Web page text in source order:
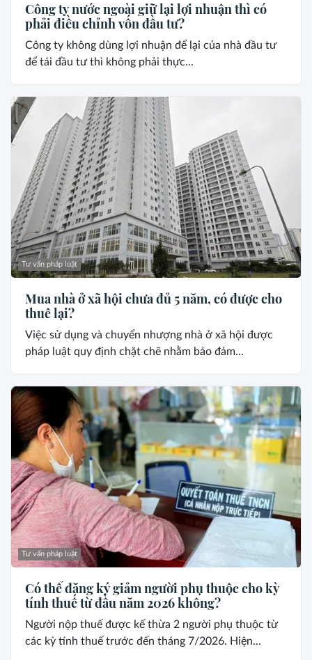
Công ty nước ngoài giữ lại lợi nhuận thì có
phải điều chỉnh vốn đầu tư?
Công ty không dùng lợi nhuận để lại của nhà đầu tư
để tái đầu tư thì không phải thực...
Tư vấn pháp luật
Mua nhà ở xã hội chưa đủ 5 năm, có được cho
thuê lại?
Việc sử dụng và chuyển nhượng nhà ở xã hội được
pháp luật quy định chặt chẽ nhằm bảo đảm...
Tư vấn pháp luật
Có thể đăng ký giảm người phụ thuộc cho kỳ
tính thuế từ đầu năm 2026 không?
Người nộp thuế được kế thừa 2 người phụ thuộc từ
các kỳ tính thuế trước đến tháng 7/2026. Hiện...